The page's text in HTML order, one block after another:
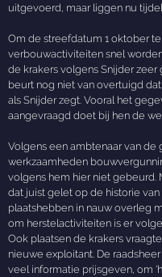
uitgevoerd, maar liggen nu
Om de streefdatum 1 oktober
verbouwactiviteiten snel
de krakers volgens Snijder zeer
beurt nog niet van overtuigd
als Snijder zegt. Vooral het
aangevraagd doet bij hen de
Volgens een ambtenaar van
werkzaamheden
volgens hem hier niet gebeurd.
dat juist gelet op de historie
plaatshebben in nauw overleg
om herstelactiviteiten is er
Ook plaatsen de krakers
nieuwe exploitant. De
veel informatie prijsgeven, om